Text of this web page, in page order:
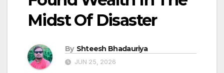
Midst Of Disaster
By Shteesh Bhadauriya
JUN 25, 2026